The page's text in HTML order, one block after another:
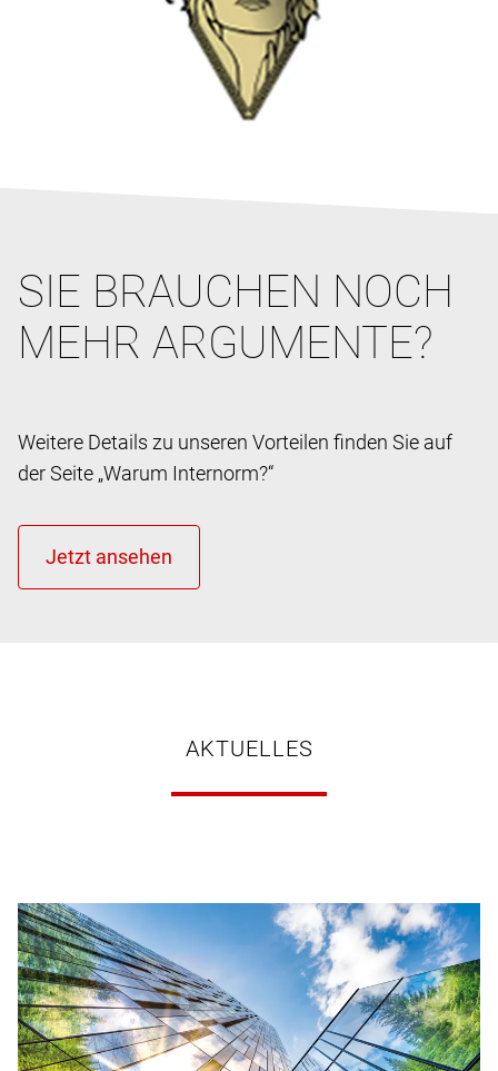
SIE BRAUCHEN NOCH
MEHR ARGUMENTE?
Weitere Details zu unseren Vorteilen finden Sie auf
der Seite „Warum Internorm?“
AKTUELLES